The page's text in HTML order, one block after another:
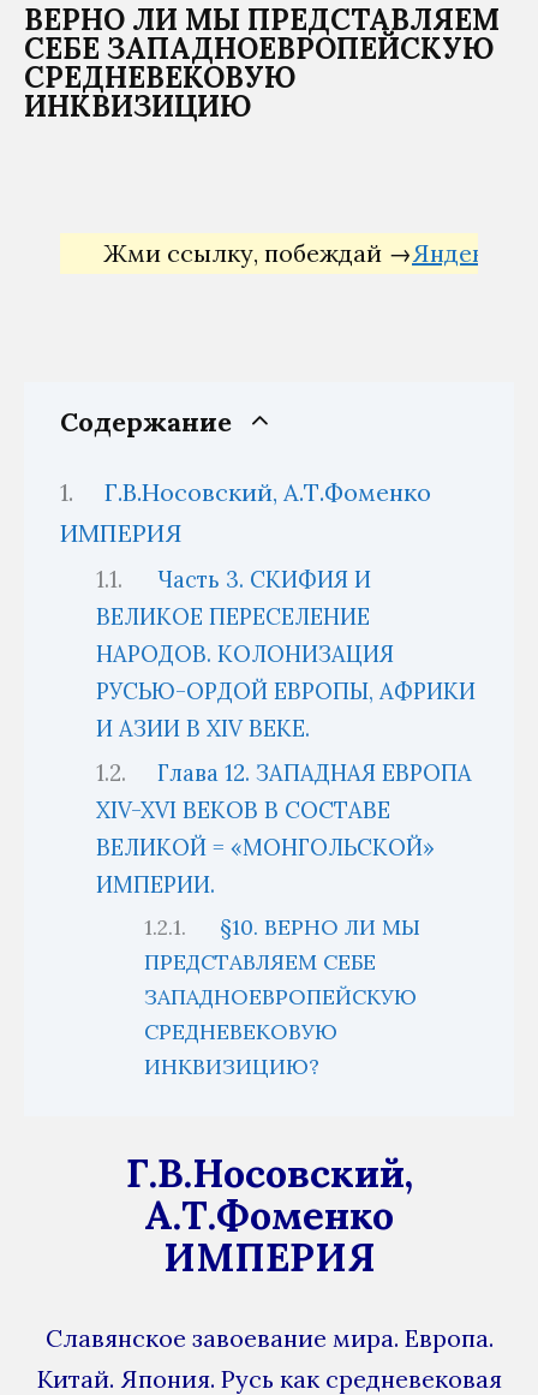
ВЕРНО ЛИ МЫ ПРЕДСТАВЛЯЕМ
СЕБЕ ЗАПАДНОЕВРОПЕЙСКУЮ
СРЕДНЕВЕКОВУЮ
ИНКВИЗИЦИЮ
Жми ссылку, побеждай →Яндекс Директ
Содержание
Г.В.Носовский, А.Т.Фоменко
ИМПЕРИЯ
Часть 3. СКИФИЯ И
ВЕЛИКОЕ ПЕРЕСЕЛЕНИЕ
НАРОДОВ. КОЛОНИЗАЦИЯ
РУСЬЮ-ОРДОЙ ЕВРОПЫ, АФРИКИ
И АЗИИ В XIV ВЕКЕ.
Глава 12. ЗАПАДНАЯ ЕВРОПА
XIV-XVI ВЕКОВ В СОСТАВЕ
ВЕЛИКОЙ = «МОНГОЛЬСКОЙ»
ИМПЕРИИ.
§10. ВЕРНО ЛИ МЫ
ПРЕДСТАВЛЯЕМ СЕБЕ
ЗАПАДНОЕВРОПЕЙСКУЮ
СРЕДНЕВЕКОВУЮ
ИНКВИЗИЦИЮ?
Г.В.Носовский,
А.Т.Фоменко
ИМПЕРИЯ
Славянское завоевание мира. Европа.
Китай. Япония. Русь как средневековая